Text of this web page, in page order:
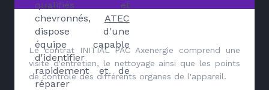
qualifiés et
chevronnés, ATEC
dispose d'une
équipe capable
d'identifier
rapidement et de
réparer
Le contrat INITIAL PAC Axenergie comprend une
visite d'entretien, le nettoyage ainsi que les points
de contrôle des différents organes de l'appareil.